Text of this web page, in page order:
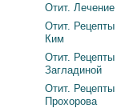
Отит.
Отит.
Ким
Отит. Рецепты
Загладиной
Отит.
Прохорова